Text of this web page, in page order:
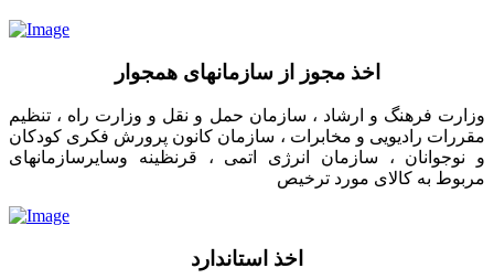
اخذ مجوز از سازمانهای همجوار
وزارت فرهنگ و ارشاد ، سازمان حمل و نقل و وزارت راه ، تنظیم
مقررات رادیویی و مخابرات ، سازمان کانون پرورش فکری کودکان
و نوجوانان ، سازمان انرژی اتمی ، قرنظینه وسایرسازمانهای
مربوط به کالای مورد ترخیص
اخذ استاندارد